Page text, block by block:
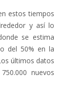
estos tiempos
y así lo
se estima
del 50% en la
últimos datos
nuevos